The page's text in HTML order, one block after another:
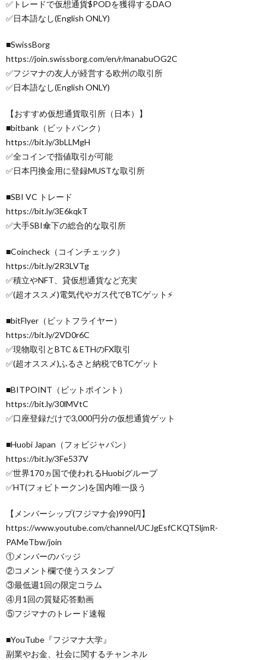
✅トレードで仮想通貨$PODを獲得するDAO
✅日本語なし(English ONLY)
■SwissBorg
https://join.swissborg.com/en/r/manabuOG2C
✅フジマナの友人が経営する欧州の取引所
✅日本語なし(English ONLY)
【おすすめ仮想通貨取引所（日本）】
■bitbank（ビットバンク）
https://bit.ly/3bLLMgH
✅全コインで指値取引が可能
✅日本円換金用に登録MUSTな取引所
■SBI VC トレード
https://bit.ly/3E6kqkT
✅大手SBI傘下の総合的な取引所
■Coincheck（コインチェック）
https://bit.ly/2R3LVTg
✅積立やNFT、貸仮想通貨など充実
✅(超オススメ)電気代やガス代でBTCゲット⚡
■bitFlyer（ビットフライヤー）
https://bit.ly/2VD0r6C
✅現物取引とBTC＆ETHのFX取引
✅(超オススメ)ふるさと納税でBTCゲット
■BITPOINT（ビットポイント）
https://bit.ly/30lMVtC
✅口座登録だけで3,000円分の仮想通貨ゲット
■Huobi Japan（フォビジャパン）
https://bit.ly/3Fe537V
✅世界170ヵ国で使われるHuobiグループ
✅HT(フォビトークン)を国内唯一扱う
【メンバーシップ(フジマナ会)990円】
https://www.youtube.com/channel/UCJgEsfCKQTSljmR-
PAMeTbw/join
①メンバーのバッジ
②コメント欄で使うスタンプ
③最低週1回の限定コラム
④月1回の質疑応答動画
⑤フジマナのトレード速報
■YouTube『フジマナ大学』
副業やお金、社会に関するチャンネル